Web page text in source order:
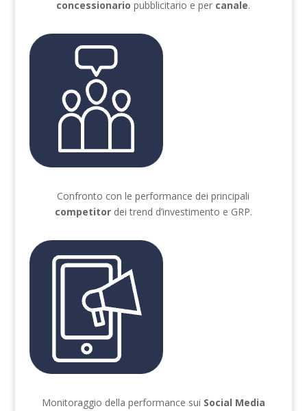
concessionario pubblicitario e per canale.
Confronto con le performance dei principali
competitordei trend d’investimento e GRP.
Monitoraggio della performance sui Social Media